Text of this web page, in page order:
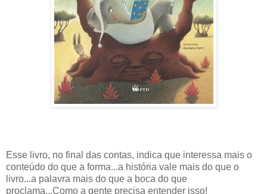
Esse livro, no final das contas, indica que interessa mais o
conteúdo do que a forma...a história vale mais do que o
livro...a palavra mais do que a boca do que
proclama...Como a gente precisa entender isso!